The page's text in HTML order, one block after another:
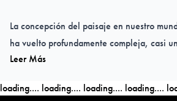
La concepción del paisaje en nuestro
ha vuelto profundamente compleja, casi
inagotable entre lo geográfico, lo
maldonado, Cristóbal Ascensio, Solange
Leer Más
loading.... loading.... loading.... loading....